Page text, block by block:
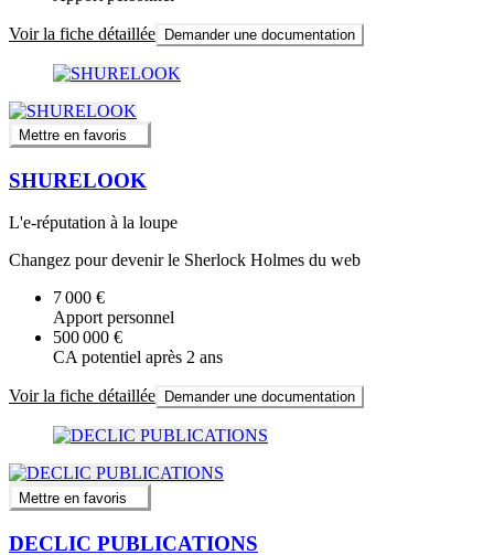
Voir la fiche détaillée Demander une documentation
Mettre en favoris
SHURELOOK
L'e-réputation à la loupe
Changez pour devenir le Sherlock Holmes du web
7 000 €
Apport personnel
500 000 €
CA potentiel après 2 ans
Voir la fiche détaillée Demander une documentation
Mettre en favoris
DECLIC PUBLICATIONS